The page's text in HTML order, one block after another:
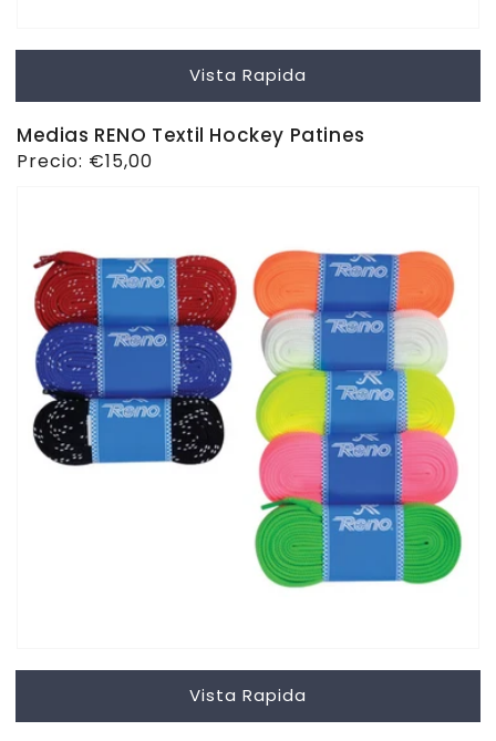
Vista Rapida
Medias RENO Textil Hockey Patines
Precio
Precio: €15,00
Vista Rapida